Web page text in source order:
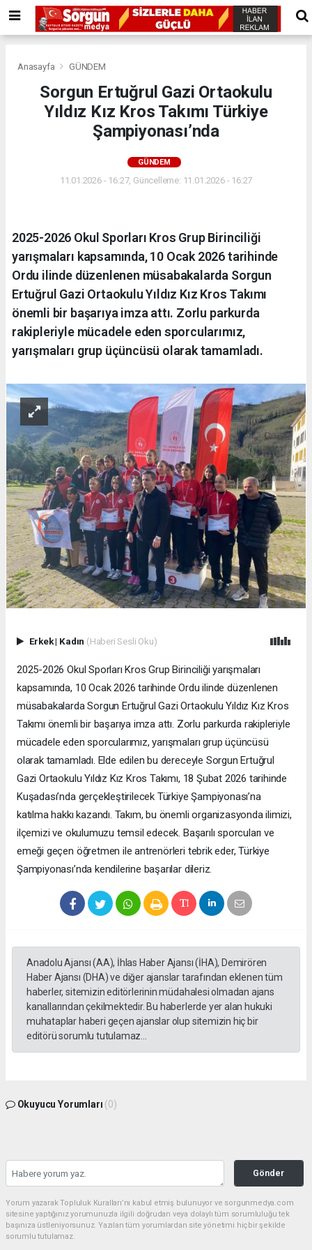
Anasayfa GÜNDEM
Sorgun Ertuğrul Gazi Ortaokulu
Yıldız Kız Kros Takımı Türkiye
Şampiyonası’nda
GÜNDEM
11.01.2026 - 16:27, Güncelleme: 11.01.2026 - 16:27
2025-2026 Okul Sporları Kros Grup Birinciliği
yarışmaları kapsamında, 10 Ocak 2026 tarihinde
Ordu ilinde düzenlenen müsabakalarda Sorgun
Ertuğrul Gazi Ortaokulu Yıldız Kız Kros Takımı
önemli bir başarıya imza attı. Zorlu parkurda
rakipleriyle mücadele eden sporcularımız,
yarışmaları grup üçüncüsü olarak tamamladı.
Erkek| Kadın (Haberi Sesli Oku)
2025-2026 Okul Sporları Kros Grup Birinciliği yarışmaları
kapsamında, 10 Ocak 2026 tarihinde Ordu ilinde düzenlenen
müsabakalarda Sorgun Ertuğrul Gazi Ortaokulu Yıldız Kız Kros
Takımı önemli bir başarıya imza attı. Zorlu parkurda rakipleriyle
mücadele eden sporcularımız, yarışmaları grup üçüncüsü
olarak tamamladı. Elde edilen bu dereceyle Sorgun Ertuğrul
Gazi Ortaokulu Yıldız Kız Kros Takımı, 18 Şubat 2026 tarihinde
Kuşadası’nda gerçekleştirilecek Türkiye Şampiyonası’na
katılma hakkı kazandı. Takım, bu önemli organizasyonda ilimizi,
ilçemizi ve okulumuzu temsil edecek. Başarılı sporcuları ve
emeği geçen öğretmen ile antrenörleri tebrik eder, Türkiye
Şampiyonası’nda kendilerine başarılar dileriz.
Anadolu Ajansı (AA), İhlas Haber Ajansı (İHA), Demirören
Haber Ajansı (DHA) ve diğer ajanslar tarafından eklenen tüm
haberler, sitemizin editörlerinin müdahalesi olmadan ajans
kanallarından çekilmektedir. Bu haberlerde yer alan hukuki
muhataplar haberi geçen ajanslar olup sitemizin hiç bir
editörü sorumlu tutulamaz...
Okuyucu Yorumları (0)
Gönder
Yorum yazarak Topluluk Kuralları’nı kabul etmiş bulunuyor ve sorgunmedya.com
sitesine yaptığınız yorumunuzla ilgili doğrudan veya dolaylı tüm sorumluluğu tek
başınıza üstleniyorsunuz. Yazılan tüm yorumlardan site yönetimi hiçbir şekilde
sorumlu tutulamaz.